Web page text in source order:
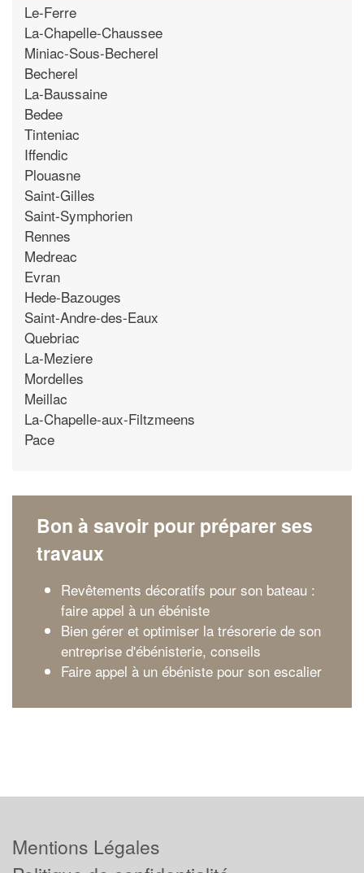
Le-Ferre
La-Chapelle-Chaussee
Miniac-Sous-Becherel
Becherel
La-Baussaine
Bedee
Tinteniac
Iffendic
Plouasne
Saint-Gilles
Saint-Symphorien
Rennes
Medreac
Evran
Hede-Bazouges
Saint-Andre-des-Eaux
Quebriac
La-Meziere
Mordelles
Meillac
La-Chapelle-aux-Filtzmeens
Pace
Bon à savoir pour préparer ses
travaux
Revêtements décoratifs pour son bateau :
faire appel à un ébéniste
Bien gérer et optimiser la trésorerie de son
entreprise d'ébénisterie, conseils
Faire appel à un ébéniste pour son escalier
Mentions Légales